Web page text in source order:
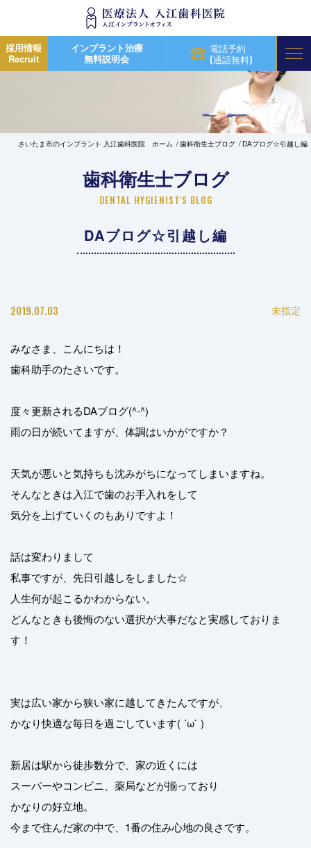
採用情報
Recruit
インプラント治療
無料説明会
電話予約
(通話無料)
さいたま市のインプラント 入江歯科医院 ホーム 歯科衛生士ブログ DAブログ☆引越し編
歯科衛生士ブログ
DENTAL HYGIENIST'S BLOG
DAブログ☆引越し編
2019.07.03 未指定
みなさま、こんにちは！
歯科助手のたさいです。
度々更新されるDAブログ(^-^)
雨の日が続いてますが、体調はいかがですか？
天気が悪いと気持ちも沈みがちになってしまいますね。
そんなときは入江で歯のお手入れをして
気分を上げていくのもありですよ！
話は変わりまして
私事ですが、先日引越しをしました☆
人生何が起こるかわからない。
どんなときも後悔のない選択が大事だなと実感しておりま
す！
実は広い家から狭い家に越してきたんですが、
かなり快適な毎日を過ごしています( ´ω` )
新居は駅から徒歩数分で、家の近くには
スーパーやコンビニ、薬局などが揃っており
かなりの好立地。
今まで住んだ家の中で、1番の住み心地の良さです。